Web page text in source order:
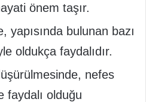
önem taşır.
yapısında bulunan bazı
oldukça faydalıdır.
nefes
faydalı olduğu